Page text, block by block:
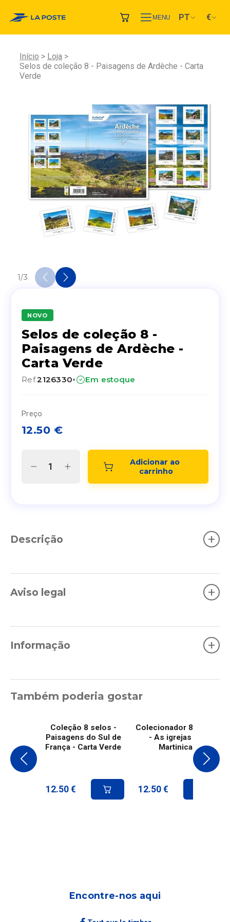
MENU PT €
Início
Loja
Selos de coleção 8 - Paisagens de Ardèche - Carta
Verde
1/3
NOVO
Selos de coleção 8 -
Paisagens de Ardèche -
Carta Verde
Ref.2126330· Em estoque
Preço
12.50 €
Adicionar ao
carrinho
Descrição +
Aviso legal +
Informação +
Também poderia gostar
Coleção 8 selos -
Paisagens do Sul de
França - Carta Verde
12.50 €
Colecionador 8 selos
- As igrejas da
Martinica
12.50 €
Encontre-nos aqui